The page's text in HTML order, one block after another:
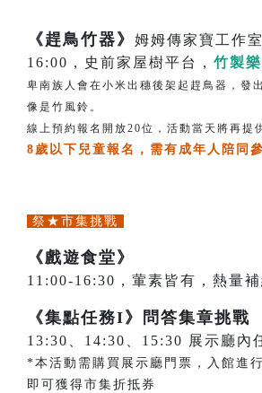
《趕鳥竹器》 姆姆傳家寶工作室
16:00，史前家屋樹平台， 竹製
卑南族人會在小米出穗後架起趕鳥器，發
像是竹風鈴。
線上預約報名開放20位，活動當天將再提
8歲以下兒童報名，需有成年人陪同
祭★市集挑戰
《戲遊食堂》
11:00-16:30，葷素皆有，熱量補
《集點任務I》問答集章挑戰
13:30、14:30、15:30 展示廳內
*本活動需購買展示廳門票，入館進
即可獲得市集折抵券